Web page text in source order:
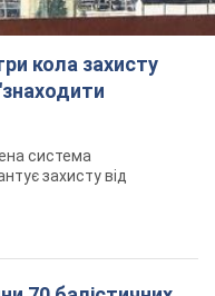
70 балістичних
у Держдепі
Конгрес
України 24-й
на підтримку